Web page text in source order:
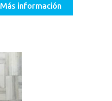
Más información